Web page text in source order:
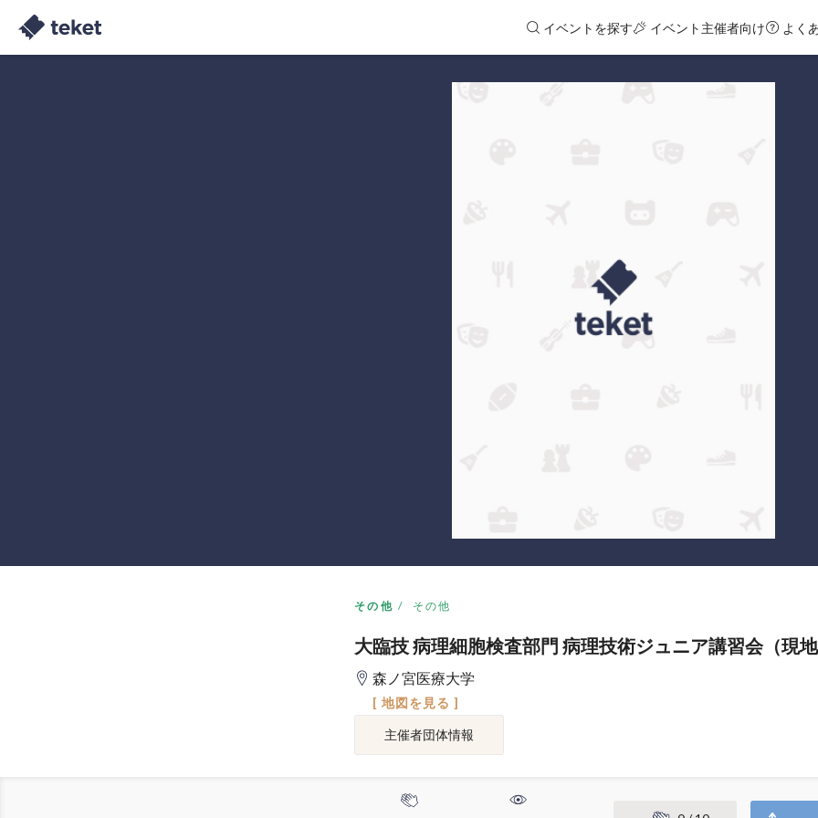
イベントを探す イベント主催者向け よく
その他 その他
大臨技 病理細胞検査部門 病理技術ジュニア講習会（現
森ノ宮医療大学
[ 地図を見る ]
主催者団体情報